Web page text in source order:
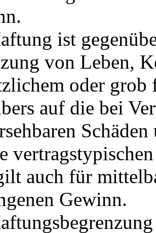
ist
von Leben,
oder grob
auf die bei
auch für
Gewinn.